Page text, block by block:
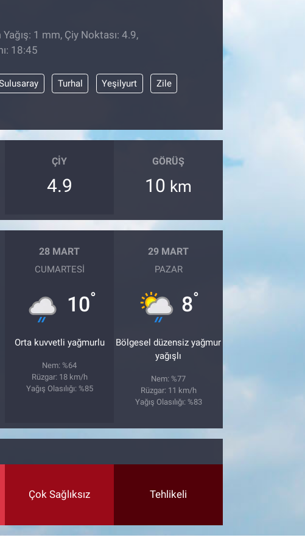
1 mm, Çiy Noktası: 4.9,
18:45
Turhal Yeşilyurt Zile
ÇIY
4.9
GÖRÜŞ
10 km
28 MART
CUMARTESI
10°
Orta kuvvetli yağmurlu
Nem: %64
Rüzgar: 18 km/h
Yağış Olasılığı: %85
29 MART
PAZAR
8°
Bölgesel düzensiz yağmur
yağışlı
Nem: %77
Rüzgar: 11 km/h
Yağış Olasılığı: %83
Çok Sağlıksız Tehlikeli